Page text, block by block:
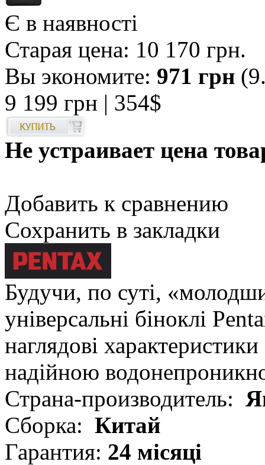
Є в наявності
Старая цена: 10 170 грн.
Вы экономите: 971 грн
9 199 грн | 354$
Не устраивает цена
Добавить к сравнению
Сохранить в закладки
Будучи, по суті,
універсальні біноклі
наглядові
надійною
Страна-производитель:
Сборка: Китай
Гарантия: 24 місяці